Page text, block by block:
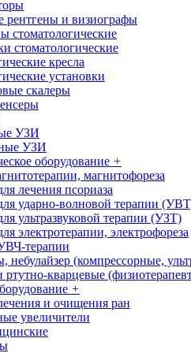
рентгены и визиографы
стоматологические
стоматологические
кресла
установки
скалеры
УЗИ
УЗИ
оборудование +
магнитофореза
лечения псориаза
ударно-волновой терапии
ультразвуковой терапии (УЗТ)
электротерапии, электрофореза
терапии
небулайзер (компрессорные,
ртутно-кварцевые
+
и очищения ран
увеличители